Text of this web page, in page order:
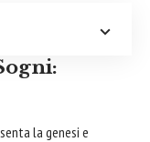
la genesi e